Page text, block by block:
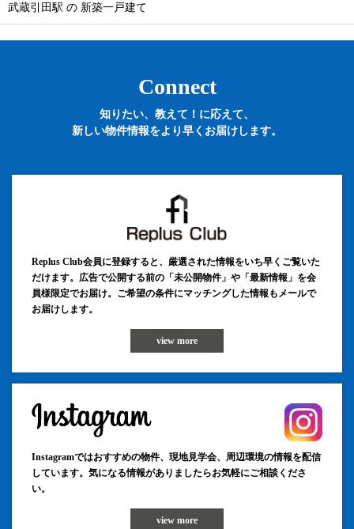
武蔵引田駅 の 新築一戸建て
Connect
知りたい、教えて！に応えて、
新しい物件情報をより早くお届けします。
Replus Club会員に登録すると、厳選された情報をいち早くご覧いた
だけます。広告で公開する前の「未公開物件」や「最新情報」を会
員様限定でお届け。ご希望の条件にマッチングした情報もメールで
お届けします。
view more
Instagramではおすすめの物件、現地見学会、周辺環境の情報を配信
しています。気になる情報がありましたらお気軽にご相談くださ
い。
view more